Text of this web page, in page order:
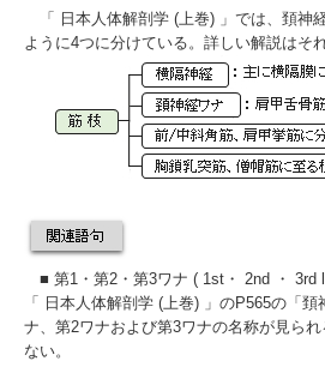
「 日本人体解剖学 (上巻)」では、頚神
ように4つに分けている。詳しい解説はそ
■ 第1・第2・第3ワナ ( 1st・ 2nd ・ 3rd
「
日本人体解剖学 (上巻)」のP565の「頚
ナ、第2ワナおよび第3ワナの名称が見ら
ない。